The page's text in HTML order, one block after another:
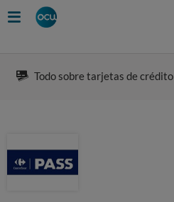
Todo sobre tarjetas de crédito